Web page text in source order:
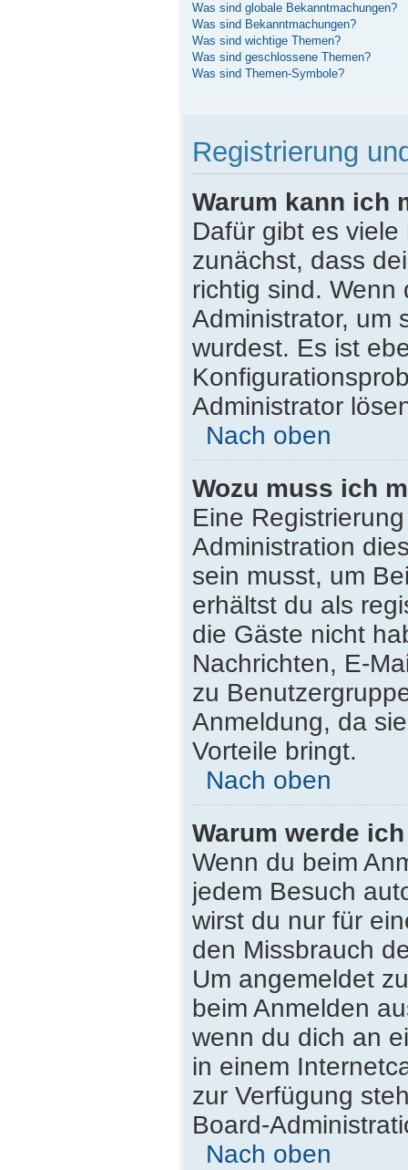
Was sind globale Bekanntmachungen?
Was sind Bekanntmachungen?
Was sind wichtige Themen?
Was sind geschlossene Themen?
Was sind Themen-Symbole?
Registrierung
Warum kann ich
Dafür gibt es
zunächst, dass
richtig sind. Wenn
Administrator, um
wurdest. Es ist
Administrator
Nach oben
Wozu muss ich
Eine
Administration
sein musst, um
erhältst du als
die Gäste nicht
Nachrichten, E-
zu
Anmeldung, da
Vorteile bringt.
Nach oben
Warum werde
Wenn du beim
jedem Besuch
wirst du nur für
den Missbrauch
Um angemeldet
beim Anmelden
wenn du dich an
in einem
zur Verfügung
Board-
Nach oben